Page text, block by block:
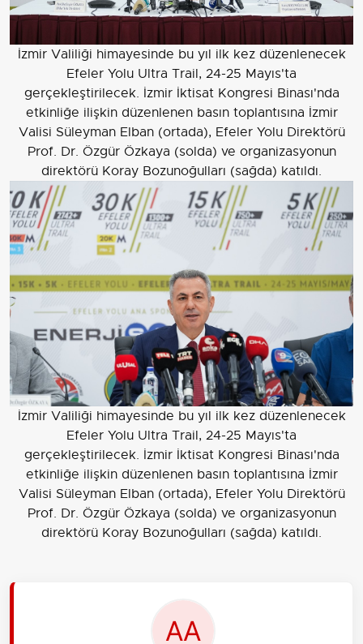
İzmir Valiliği himayesinde bu yıl ilk kez düzenlenecek
Efeler Yolu Ultra Trail, 24-25 Mayıs'ta
gerçekleştirilecek. İzmir İktisat Kongresi Binası'nda
etkinliğe ilişkin düzenlenen basın toplantısına İzmir
Valisi Süleyman Elban (ortada), Efeler Yolu Direktörü
Prof. Dr. Özgür Özkaya (solda) ve organizasyonun
direktörü Koray Bozunoğulları (sağda) katıldı.
İzmir Valiliği himayesinde bu yıl ilk kez düzenlenecek
Efeler Yolu Ultra Trail, 24-25 Mayıs'ta
gerçekleştirilecek. İzmir İktisat Kongresi Binası'nda
etkinliğe ilişkin düzenlenen basın toplantısına İzmir
Valisi Süleyman Elban (ortada), Efeler Yolu Direktörü
Prof. Dr. Özgür Özkaya (solda) ve organizasyonun
direktörü Koray Bozunoğulları (sağda) katıldı.